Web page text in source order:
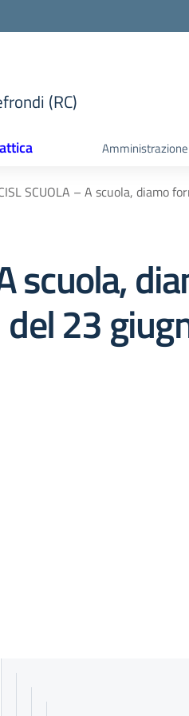
(RC)
SCUOLA – A scuola, diamo
scuola,
23